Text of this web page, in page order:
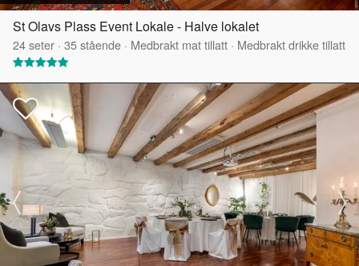
St Olavs Plass Event Lokale - Halve lokalet
24seter · 35stående · Medbrakt mat tillatt · Medbrakt drikke tillatt